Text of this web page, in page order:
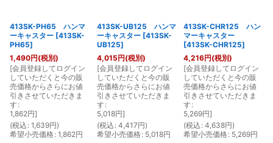
413SK-PH65 ハンマ
ーキャスター [413SK-
PH65]
1,490円(税別)
[会員登録してログイン
していただくと今の販
売価格からさらにお値
引きさせていただきま
す :
1,862円]
(税込 : 1,639円)
希望小売価格: 1,862円
413SK-UB125 ハンマ
ーキャスター [413SK-
UB125]
4,015円(税別)
[会員登録してログイン
していただくと今の販
売価格からさらにお値
引きさせていただきま
す :
5,018円]
(税込 : 4,417円)
希望小売価格: 5,018円
413SK-CHR125 ハン
マーキャスター
[413SK-CHR125]
4,216円(税別)
[会員登録してログイン
していただくと今の販
売価格からさらにお値
引きさせていただきま
す :
5,269円]
(税込 : 4,638円)
希望小売価格: 5,269円